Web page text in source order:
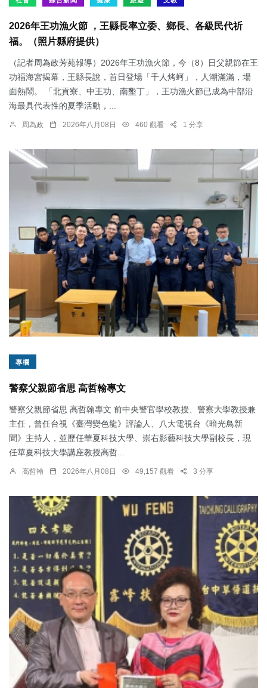
2026年王功漁火節 ，王縣長率立委、鄉長、各級民代祈
福。（照片縣府提供）
（記者周為政芳苑報導）2026年王功漁火節，今（8）日父親節在王
功福海宮揭幕，王縣長說，首日登場「千人烤蚵」，人潮滿滿，場
面熱鬧。 「北貢寮、中王功、南墾丁」，王功漁火節已成為中部沿
海最具代表性的夏季活動，...
周為政 2026年八月08日 460 觀看 1 分享
專欄
警察父親節省思 高哲翰專文
警察父親節省思 高哲翰專文 前中央警官學校教授、警察大學教授兼
主任，曾任台視《臺灣變色龍》評論人、八大電視台《暗光鳥新
聞》主持人，並歷任華夏科技大學、崇右影藝科技大學副校長，現
任華夏科技大學講座教授高哲...
高哲翰 2026年八月08日 49,157 觀看 3 分享